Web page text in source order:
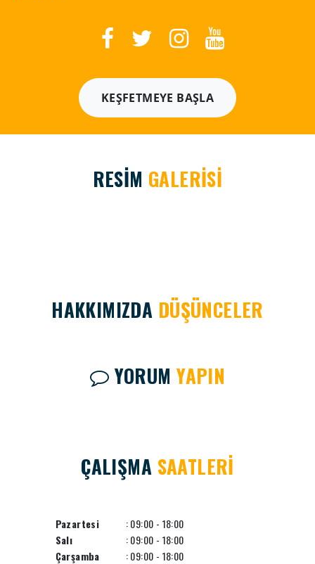
KEŞFETMEYE BAŞLA
RESİM GALERİSİ
HAKKIMIZDA DÜŞÜNCELER
YORUMYAPIN
ÇALIŞMA SAATLERİ
Pazartesi
: 09:00 - 18:00
Salı
: 09:00 - 18:00
Çarşamba
: 09:00 - 18:00